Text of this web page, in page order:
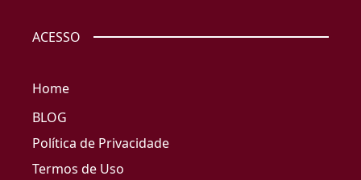
ACESSO
Home
BLOG
Política de Privacidade
Termos de Uso